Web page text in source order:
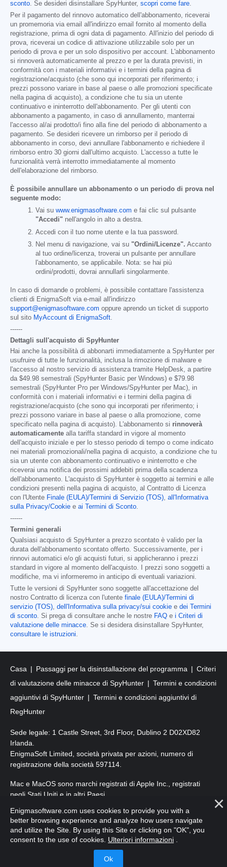
sconto. Se desideri disinstallare SpyHunter, scopri come fare.
Per il pagamento del rinnovo automatico dell'abbonamento, riceverai
un promemoria via email all'indirizzo email fornito al momento della
registrazione, prima di ogni data di pagamento. All'inizio del periodo di
prova, riceverai un codice di attivazione utilizzabile solo per un
periodo di prova e per un solo dispositivo per account. L'abbonamento
si rinnoverà automaticamente al prezzo e per la durata previsti, in
conformità con i materiali informativi e i termini della pagina di
registrazione/acquisto (che sono qui incorporati per riferimento; i
prezzi possono variare in base al paese o alle promozioni specificate
nella pagina di acquisto), a condizione che tu sia un utente
continuativo e ininterrotto dell'abbonamento. Per gli utenti con
abbonamento a pagamento, in caso di annullamento, manterrai
l'accesso al/ai prodotto/i fino alla fine del periodo di abbonamento a
pagamento. Se desideri ricevere un rimborso per il periodo di
abbonamento in corso, devi annullare l'abbonamento e richiedere il
rimborso entro 30 giorni dall'ultimo acquisto. L'accesso a tutte le
funzionalità verrà interrotto immediatamente al momento
dell'elaborazione del rimborso.
È possibile annullare un abbonamento o un periodo di prova nel
seguente modo:
Vai su www.enigmasoftware.com e fai clic sul pulsante
"Accedi" nell'angolo in alto a destra.
Accedi con il tuo nome utente e la tua password.
Nel menu di navigazione, vai su "Ordini/Licenze". Accanto
al tuo ordine/licenza, troverai un pulsante per annullare
l'abbonamento, se applicabile. Nota: se hai più
ordini/prodotti, dovrai annullarli singolarmente.
In caso di domande o problemi, è possibile contattare l'assistenza
clienti di EnigmaSoft via e-mail all'indirizzo
support@enigmasoftware.com oppure aprendo un ticket di supporto
sul sito MyAccount di EnigmaSoft.
------
Dettagli sull'acquisto di SpyHunter
Hai anche la possibilità di abbonarti immediatamente a SpyHunter per
usufruire di tutte le funzionalità, inclusa la rimozione di malware e
l'accesso al nostro servizio di assistenza tramite HelpDesk, a partire
da $49.98 semestrali (SpyHunter Basic per Windows) e $79.98
semestrali (SpyHunter Pro per Windows/SpyHunter per Mac), in
conformità con i materiali informativi e i termini della pagina di
registrazione/acquisto (che sono qui incorporati per riferimento; i
prezzi possono variare in base al paese o alla promozione, come
specificato nella pagina di acquisto). L'abbonamento si rinnoverà
automaticamente alla tariffa standard in vigore al momento
dell'acquisto iniziale e per lo stesso periodo di tempo o come indicato
nei materiali promozionali/nella pagina di acquisto, a condizione che tu
sia un utente con abbonamento continuativo e ininterrotto e che
riceverai una notifica dei prossimi addebiti prima della scadenza
dell'abbonamento. L'acquisto di SpyHunter è soggetto ai termini e alle
condizioni presenti nella pagina di acquisto, al Contratto di Licenza
con l'Utente Finale (EULA)/Termini di Servizio (TOS), all'Informativa
sulla Privacy/Cookie e ai Termini di Sconto.
------
Termini generali
Qualsiasi acquisto di SpyHunter a prezzo scontato è valido per la
durata dell'abbonamento scontato offerto. Successivamente, per i
rinnovi automatici e/o gli acquisti futuri, si applicheranno i prezzi
standard in vigore al momento dell'acquisto. I prezzi sono soggetti a
modifiche, ma vi informeremo in anticipo di eventuali variazioni.
Tutte le versioni di SpyHunter sono soggette all'accettazione del
nostro Contratto di licenza con l'utente finale (EULA)/Termini di
servizio (TOS), dell'Informativa sulla privacy/sui cookie e dei Termini
di sconto. Si prega di consultare anche le nostre FAQ e i Criteri di
valutazione delle minacce. Se si desidera disinstallare SpyHunter,
consultare le istruzioni.
Casa Passaggi per la disinstallazione del programma
Criteri
di valutazione delle minacce di SpyHunter
Termini e condizioni
aggiuntivi di SpyHunter
Termini e condizioni aggiuntivi di
RegHunter
Sede legale: 1 Castle Street, 3rd Floor, Dublino 2 D02XD82
Irlanda.
EnigmaSoft Limited, società privata per azioni, numero di
registrazione della società 597114.
Mac e MacOS sono marchi registrati di Apple Inc., registrati
negli Stati Uniti e in altri Paesi.
Copyright 2016-2026. EnigmaSoft Ltd. Tutti i diritti riservati.
Enigmasoftware.com uses cookies to provide you with a
better browsing experience and analyze how users navigate
and utilize the Site. By using this Site or clicking on "OK", you
consent to the use of cookies. Ulteriori informazioni